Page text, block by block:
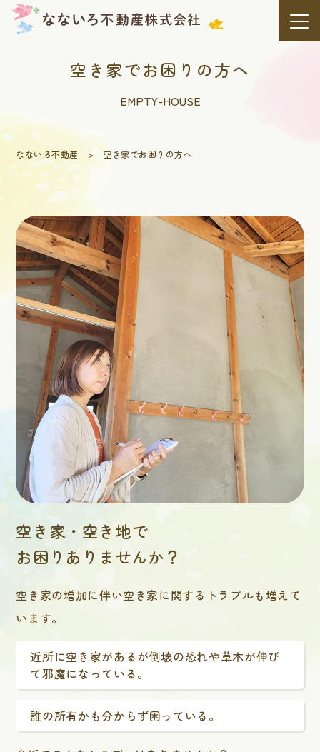
Skip
content
空き家でお困りの方へ
EMPTY-HOUSE
なないろ不動産 > 空き家でお困りの方へ
空き家・空き地で
お困りありませんか？
空き家の増加に伴い空き家に関するトラブルも増えて
います。
近所に空き家があるが倒壊の恐れや草木が伸び
て邪魔になっている。
誰の所有かも分からず困っている。